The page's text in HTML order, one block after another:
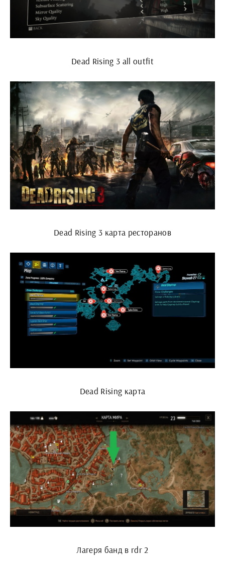
Dead Rising 3 all outfit
Dead Rising 3 карта ресторанов
Dead Rising карта
Лагеря банд в rdr 2